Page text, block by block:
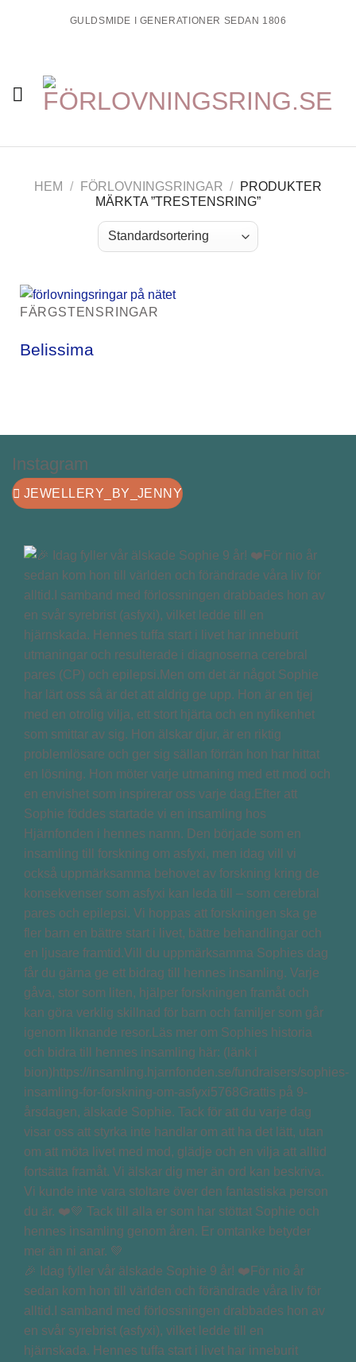
GULDSMIDE I GENERATIONER SEDAN 1806
HEM / FÖRLOVNINGSRINGAR /
PRODUKTER
MÄRKTA ”TRESTENSRING”
FÄRGSTENSRINGAR
Belissima
Instagram
JEWELLERY_BY_JENNY
🎉 Idag fyller vår älskade Sophie 9 år! ❤️För nio år
sedan kom hon till världen och förändrade våra liv för
alltid.I samband med förlossningen drabbades hon av
en svår syrebrist (asfyxi), vilket ledde till en
hjärnskada. Hennes tuffa start i livet har inneburit